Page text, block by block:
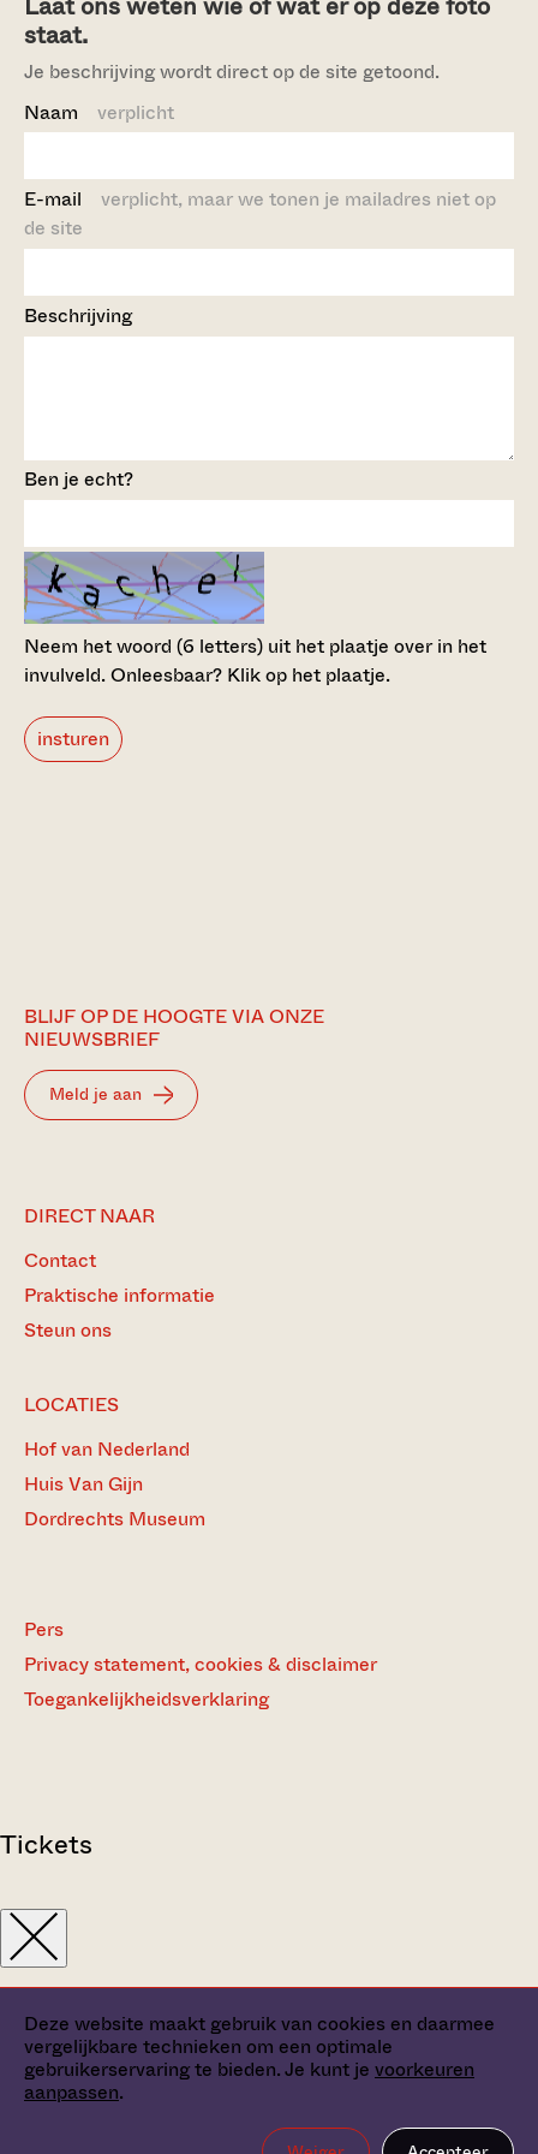
Deze website maakt gebruik van cookies en daarmee
vergelijkbare technieken om een optimale
gebruikerservaring te bieden. Je kunt je voorkeuren
aanpassen.
staat.
Je beschrijving wordt direct op de site getoond.
Naam verplicht
E-mail verplicht, maar we tonen je mailadres niet op
de site
Beschrijving
Ben je echt?
Neem het woord (6 letters) uit het plaatje over in het
invulveld.Onleesbaar? Klik op het plaatje.
insturen
BLIJF OP DE HOOGTE VIA ONZE
NIEUWSBRIEF
Meld je aan
DIRECT NAAR
Contact
Praktische informatie
Steun ons
LOCATIES
Hof van Nederland
Huis Van Gijn
Dordrechts Museum
Pers
Privacy statement, cookies & disclaimer
Toegankelijkheidsverklaring
Tickets